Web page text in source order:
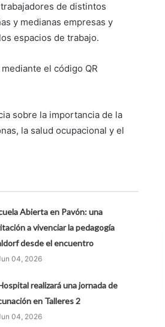
de distintos
y medianas empresas y
espacios de trabajo.
el código QR
sobre la importancia de la
la salud ocupacional y el
Abierta en Pavón: una
a vivenciar la pedagogía
desde el encuentro
04, 2026
realizará una jornada de
en Talleres 2
04, 2026